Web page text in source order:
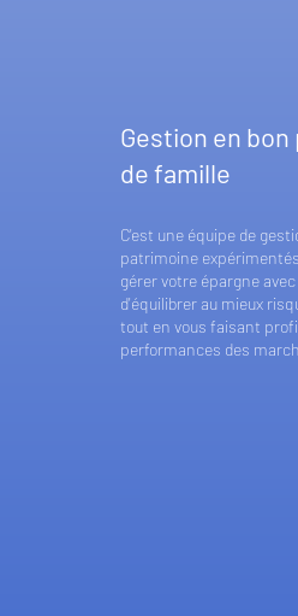
Gestion en bon
de famille
C'est une équipe de
patrimoine
gérer votre épargne
d'équilibrer au mieux
tout en vous faisant
performances des